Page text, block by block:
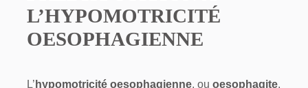
L’HYPOMOTRICITÉ
OESOPHAGIENNE
L’ hypomotricité oesophagienne, ou oesophagite,